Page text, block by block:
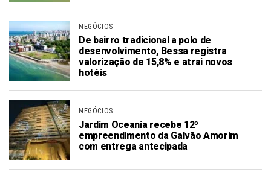
NEGÓCIOS
De bairro tradicional a polo de
desenvolvimento, Bessa registra
valorização de 15,8% e atrai novos
hotéis
NEGÓCIOS
Jardim Oceania recebe 12º
empreendimento da Galvão Amorim
com entrega antecipada